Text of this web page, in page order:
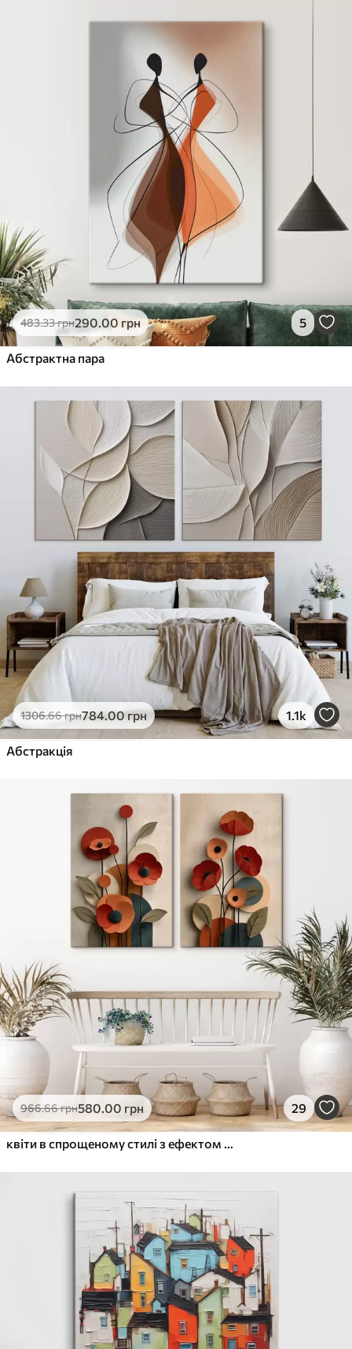
Яскраві, насичені кольори
Стійкість до вицвітання
Безпечне чорнило без запаху
Поверхня з текстурою полотна
Екологічний матеріал
Яскраві, насичені кольори
Стійкість до вицвітання
✓Безпечне чорнило без запаху
✓Поверхня з текстурою полотна
✗Екологічний матеріал
Еко-Преміум
.00грн
✓Яскраві, насичені кольори
Поверхня з текстурою полотна
Екологічний матеріал
483.33грн290.00 грн 5
Абстрактна пара
1306.66грн784.00грн 1.1k
Абстракція
966.66грн580.00 грн 29
квіти в спрощеному стилі з ефектом об'єму